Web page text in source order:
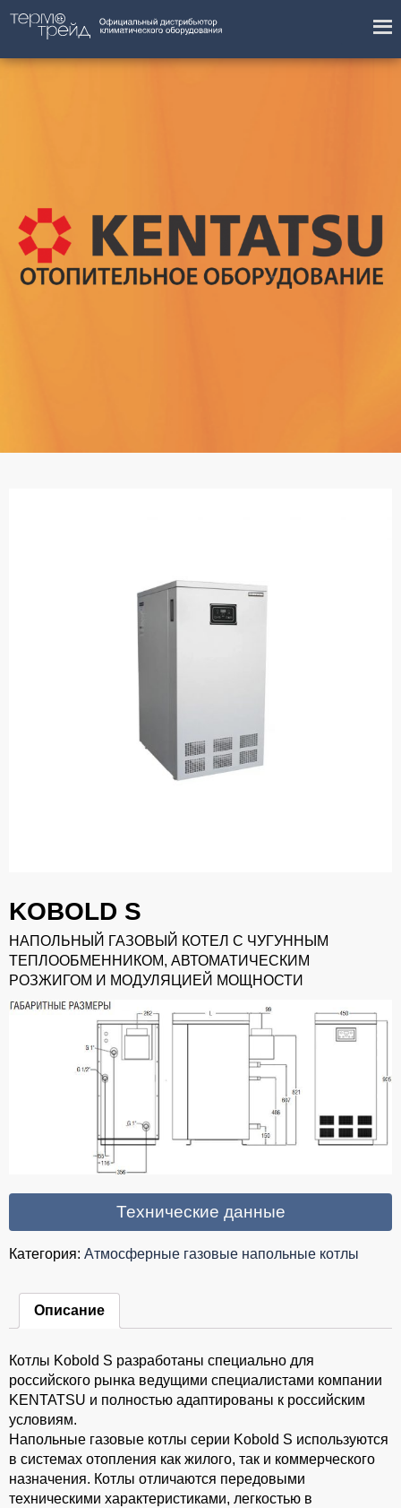
KOBOLD S
НАПОЛЬНЫЙ ГАЗОВЫЙ КОТЕЛ С ЧУГУННЫМ
ТЕПЛООБМЕННИКОМ, АВТОМАТИЧЕСКИМ
РОЗЖИГОМ И МОДУЛЯЦИЕЙ МОЩНОСТИ
Технические данные
Категория: Атмосферные газовые напольные котлы
Описание
Котлы Kobold S разработаны специально для
российского рынка ведущими специалистами компании
KENTATSU и полностью адаптированы к российским
условиям.
Напольные газовые котлы серии Kobold S используются
в системах отопления как жилого, так и коммерческого
назначения. Котлы отличаются передовыми
техническими характеристиками, легкостью в